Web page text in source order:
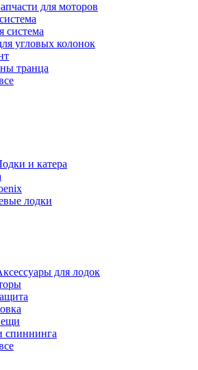
для моторов
система
угловых колонок
транца
и катера
лодки
для лодок
спиннинга